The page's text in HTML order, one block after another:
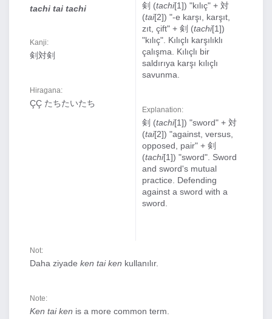
tachi tai tachi
Kanji:
剣対剣
Hiragana:
ÇÇ たちたいたち
剣 (tachi[1]) "kılıç" + 対
(tai[2]) "-e karşı, karşıt,
zıt, çift" + 剣 (tachi[1])
"kılıç". Kılıçlı karşılıklı
çalışma. Kılıçlı bir
saldırıya karşı kılıçlı
savunma.
Explanation:
剣 (tachi[1]) "sword" + 対
(tai[2]) "against, versus,
opposed, pair" + 剣
(tachi[1]) "sword". Sword
and sword's mutual
practice. Defending
against a sword with a
sword.
Not:
Daha ziyade ken tai ken kullanılır.
Note:
Ken tai ken is a more common term.